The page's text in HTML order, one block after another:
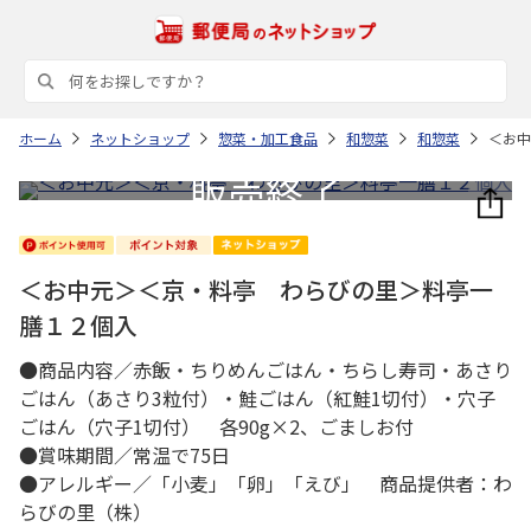
ホーム ネットショップ 惣菜・加工食品 和惣菜 和惣菜 ＜お
＜お中元＞＜京・料亭 わらびの里＞料亭一
膳１２個入
●商品内容／赤飯・ちりめんごはん・ちらし寿司・あさり
ごはん（あさり3粒付）・鮭ごはん（紅鮭1切付）・穴子
ごはん（穴子1切付） 各90g×2、ごましお付
●賞味期間／常温で75日
●アレルギー／「小麦」「卵」「えび」 商品提供者：わ
らびの里（株）